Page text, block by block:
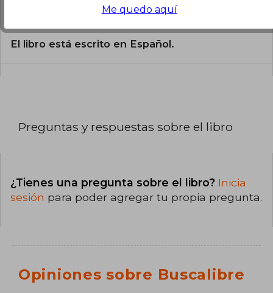
¿En qué Idioma está escrito el
El libro está escrito en Español.
Preguntas y respuestas sobre el libro
¿Tienes una pregunta sobre el libro? Inicia
sesión para poder agregar tu propia pregunta.
Opiniones sobre Buscalibre
Me quedo aquí